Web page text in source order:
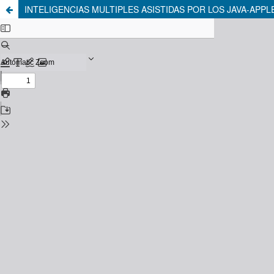
INTELIGENCIAS MULTIPLES ASISTIDAS POR LOS JAVA-